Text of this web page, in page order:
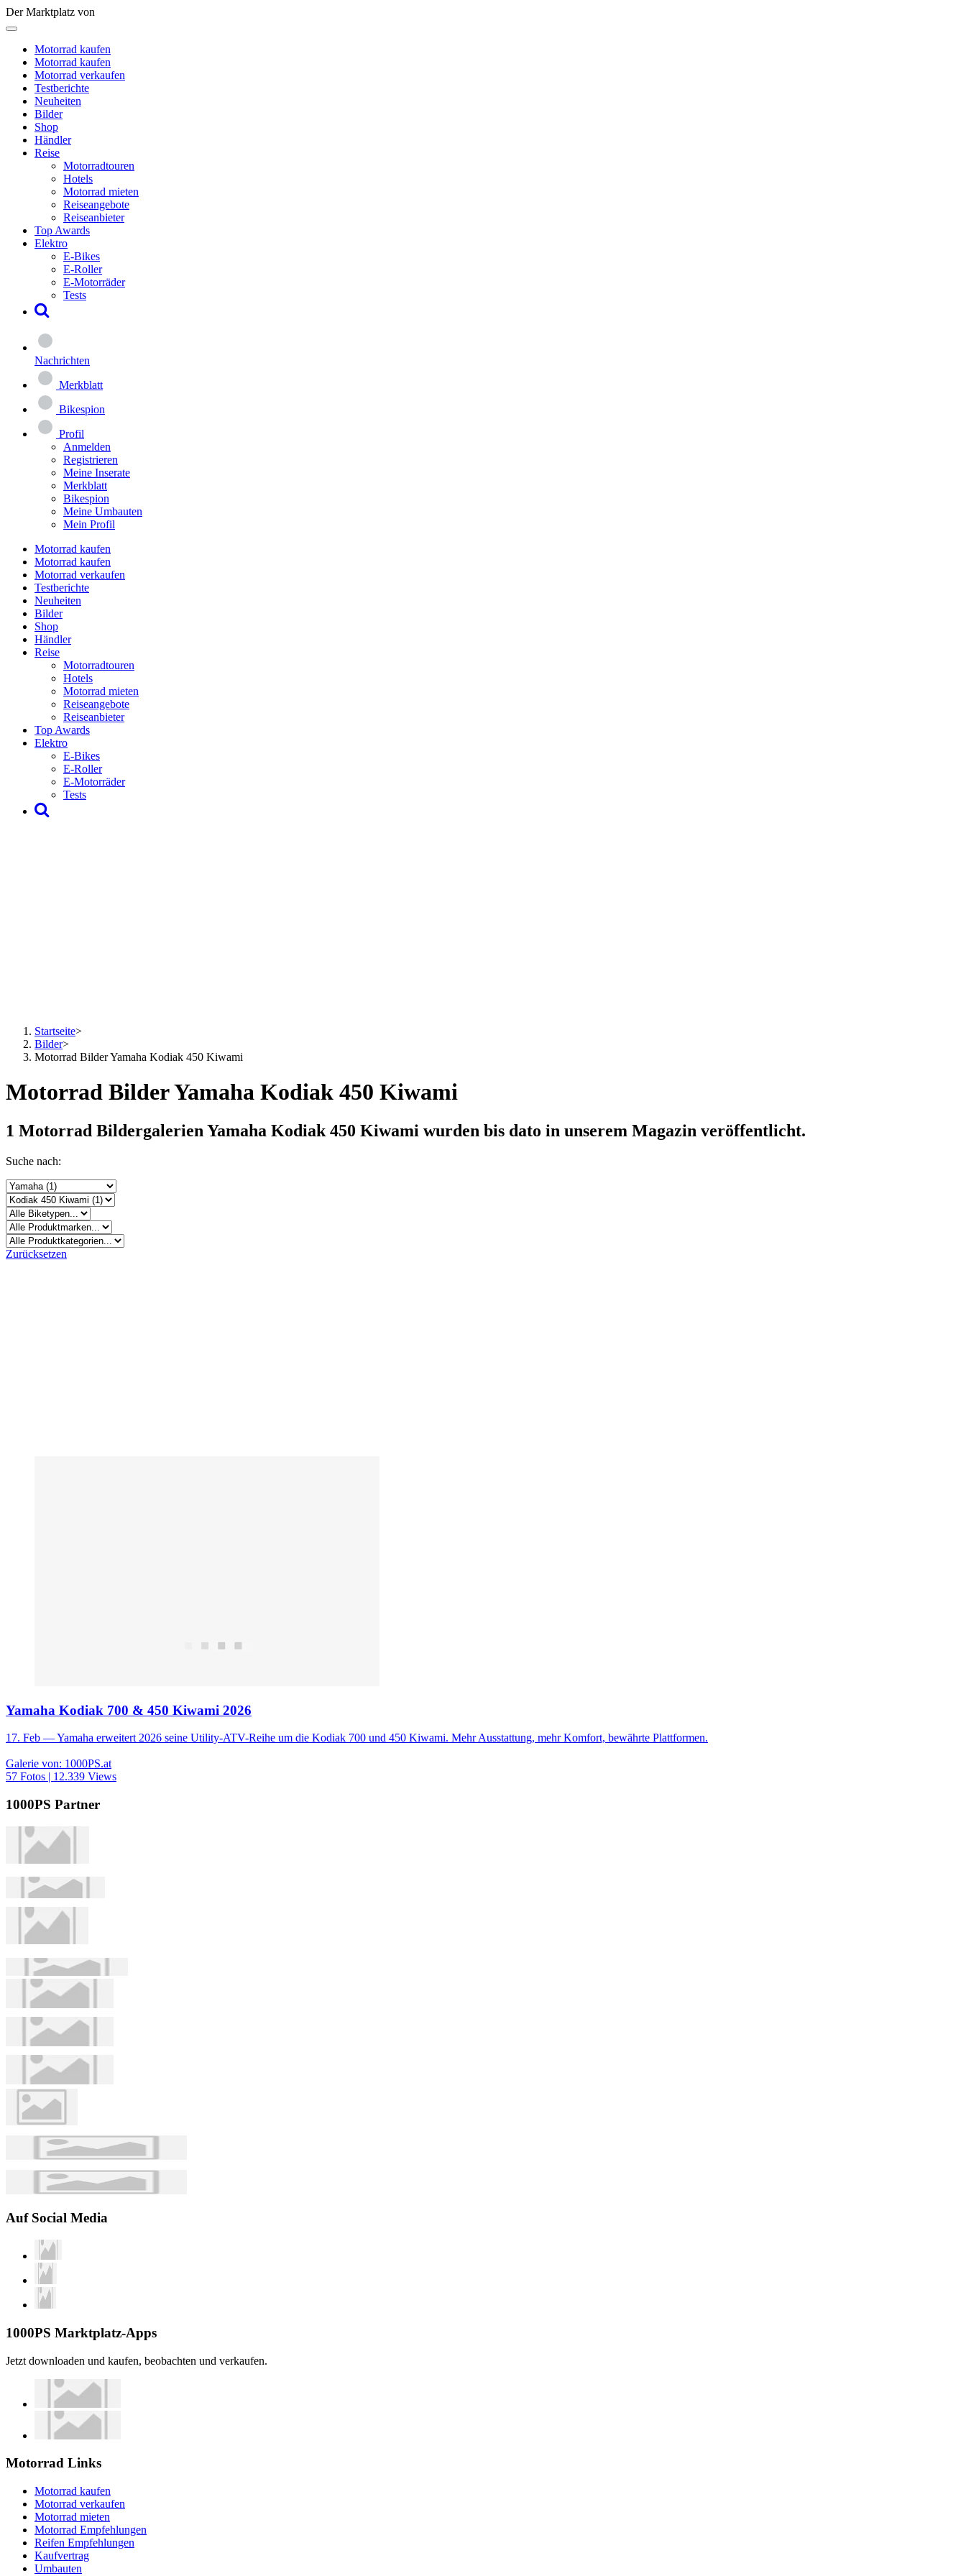
Der Marktplatz von
Motorrad kaufen
Motorrad kaufen
Motorrad verkaufen
Testberichte
Neuheiten
Bilder
Shop
Händler
Reise
Motorradtouren
Hotels
Motorrad mieten
Reiseangebote
Reiseanbieter
Top Awards
Elektro
E-Bikes
E-Roller
E-Motorräder
Tests
Nachrichten
Merkblatt
Bikespion
Profil
Anmelden
Registrieren
Meine Inserate
Merkblatt
Bikespion
Meine Umbauten
Mein Profil
Motorrad kaufen
Motorrad kaufen
Motorrad verkaufen
Testberichte
Neuheiten
Bilder
Shop
Händler
Reise
Motorradtouren
Hotels
Motorrad mieten
Reiseangebote
Reiseanbieter
Top Awards
Elektro
E-Bikes
E-Roller
E-Motorräder
Tests
Startseite>
Bilder>
Motorrad Bilder Yamaha Kodiak 450 Kiwami
Motorrad Bilder Yamaha Kodiak 450 Kiwami
1 Motorrad Bildergalerien Yamaha Kodiak 450 Kiwami wurden bis dato in unserem Magazin veröffentlicht.
Suche nach:
Zurücksetzen
Yamaha Kodiak 700 & 450 Kiwami 2026
17. Feb — Yamaha erweitert 2026 seine Utility-ATV-Reihe um die Kodiak 700 und 450 Kiwami. Mehr Ausstattung, mehr Komfort, bewährte Plattformen.
Galerie von: 1000PS.at
57 Fotos | 12.339 Views
1000PS Partner
Auf Social Media
1000PS Marktplatz-Apps
Jetzt downloaden und kaufen, beobachten und verkaufen.
Motorrad Links
Motorrad kaufen
Motorrad verkaufen
Motorrad mieten
Motorrad Empfehlungen
Reifen Empfehlungen
Kaufvertrag
Umbauten